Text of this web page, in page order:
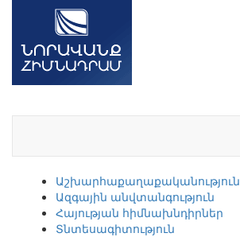
Աշխարհաքաղաքականություն
Ազգային անվտանգություն
Հայության հիմնախնդիրներ
Տնտեսագիտություն